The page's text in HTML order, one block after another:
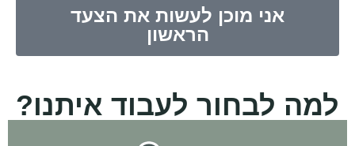
אני מוכן לעשות את הצעד
הראשון
למה לבחור לעבוד איתנו?